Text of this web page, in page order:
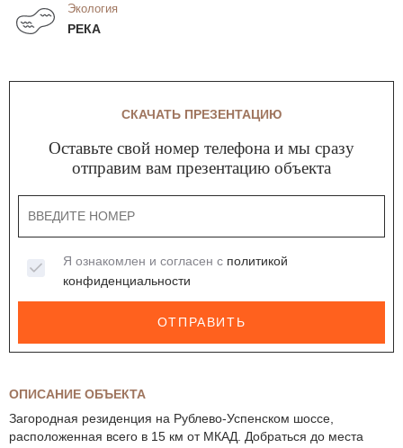
Экология
РЕКА
ОПИСАНИЕ ОБЪЕКТА
Загородная резиденция на Рублево-Успенском шоссе,
расположенная всего в 15 км от МКАД. Добраться до места
СКАЧАТЬ ПРЕЗЕНТАЦИЮ
Оставьте свой номер телефона и мы сразу
отправим вам презентацию объекта
Я ознакомлен и согласен с политикой
конфиденциальности
ОТПРАВИТЬ